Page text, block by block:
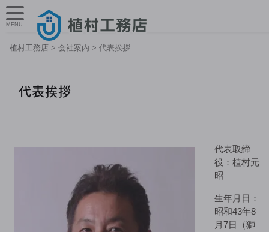
植村工務店 > 会社案内 > 代表挨拶
代表挨拶
代表取締
役：植村元
昭
生年月日：
昭和43年8
月7日（獅
MENU